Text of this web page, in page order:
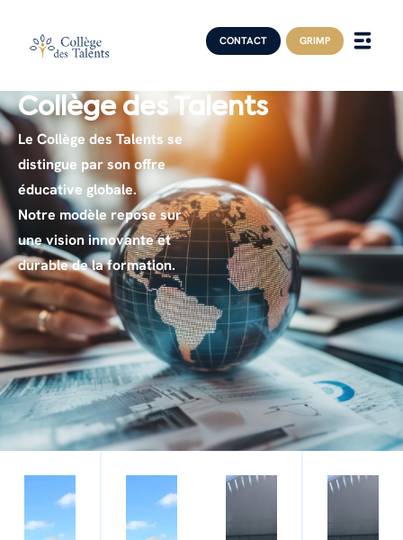
CONTACT GRIMP
Collège des Talents
Le Collège des Talents se
distingue par son offre
éducative globale.
Notre modèle repose sur
une vision innovante et
durable de la formation.